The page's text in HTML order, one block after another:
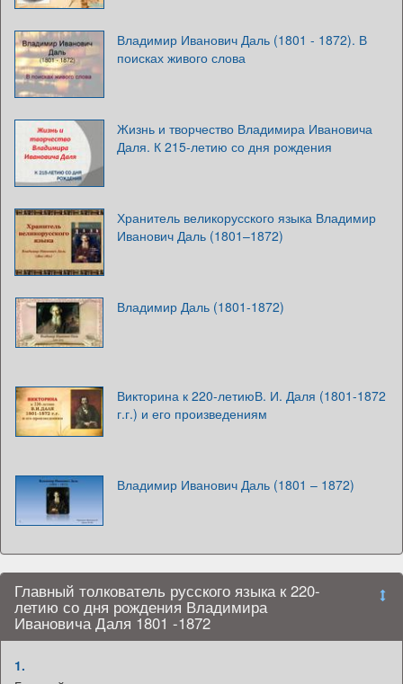
Владимир Иванович Даль (1801 - 1872). В
поисках живого слова
Жизнь и творчество Владимира Ивановича
Даля. К 215-летию со дня рождения
Хранитель великорусского языка Владимир
Иванович Даль (1801–1872)
Владимир Даль (1801-1872)
Викторина к 220-летиюВ. И. Даля (1801-1872
г.г.) и его произведениям
Владимир Иванович Даль (1801 – 1872)
Главный толкователь русского языка к 220-
летию со дня рождения Владимира
Ивановича Даля 1801 -1872
1.